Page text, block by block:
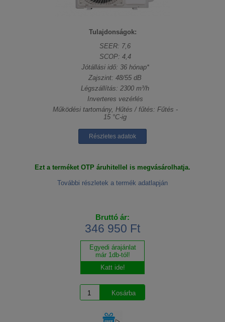
Tulajdonságok:
SEER: 7,6
SCOP: 4,4
Jótállási idő: 36 hónap*
Zajszint: 48/55 dB
Légszállítás: 2300 m³/h
Inverteres vezérlés
Működési tartomány, Hűtés / fűtés: Fűtés -
15 °C-ig
Részletes adatok
Ezt a terméket OTP áruhitellel is megvásárolhatja.
További részletek a termék adatlapján
Bruttó ár:
346 950 Ft
Egyedi árajánlat
már 1db-tól!
Katt ide!